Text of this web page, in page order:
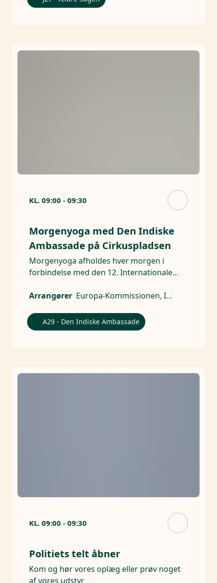
KL. 09:00 - 09:30
Morgenyoga med Den Indiske
Ambassade på Cirkuspladsen
Morgenyoga afholdes hver morgen i
forbindelse med den 12. Internationale
Arrangører
Europa-Kommissionen, Indisk ambassade
A29 - Den Indiske Ambassade
KL. 09:00 - 09:30
Politiets telt åbner
Kom og hør vores oplæg eller prøv noget
af vores udstyr